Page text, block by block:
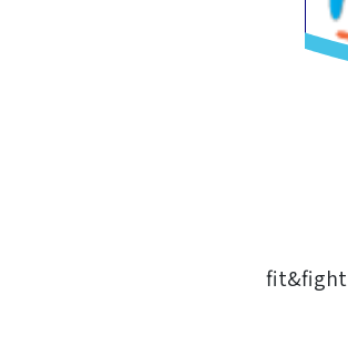
ימי ראשון- רובע יזרעאל ימי שני או חמישי בסטודיו fit&fight